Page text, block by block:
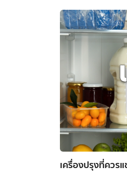
เครื่องปรุงที่ควรแ